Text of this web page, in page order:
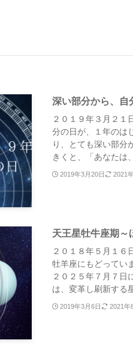
深い部分から、自
２０１９年３月２１
分の日が、１年のは
り、とても深い部分
きくと、「あなたは
2019年3月20日 2021
天王星牡牛座期～
２０１８年５月１６
牡羊座にもどってい
２０２５年７月７日
は、変革し刷新する
2019年3月6日 2021年